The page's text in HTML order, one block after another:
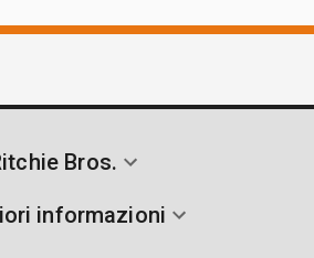
Bros.
informazioni